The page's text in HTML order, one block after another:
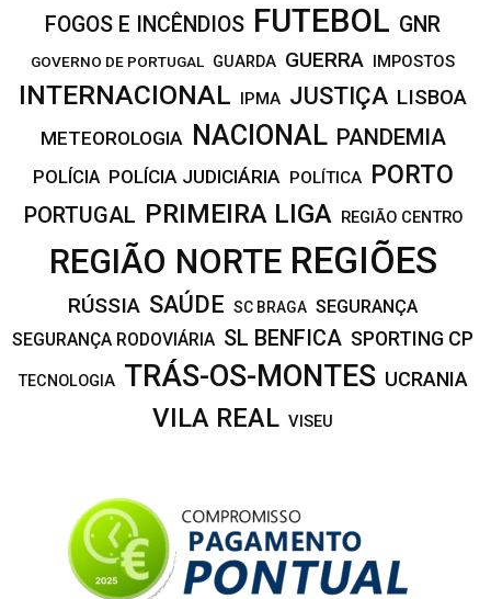
FOGOS E INCÊNDIOS FUTEBOL GNR
GOVERNO DE PORTUGAL GUARDA GUERRA IMPOSTOS
INTERNACIONAL IPMA JUSTIÇA LISBOA
METEOROLOGIA NACIONAL PANDEMIA
POLÍCIA POLÍCIA JUDICIÁRIA POLÍTICA PORTO
PORTUGAL PRIMEIRA LIGA REGIÃO CENTRO
REGIÃO NORTE REGIÕES
RÚSSIA SAÚDE SC BRAGA SEGURANÇA
SEGURANÇA RODOVIÁRIA SL BENFICA SPORTING CP
TECNOLOGIA TRÁS-OS-MONTES UCRANIA
VILA REAL VISEU